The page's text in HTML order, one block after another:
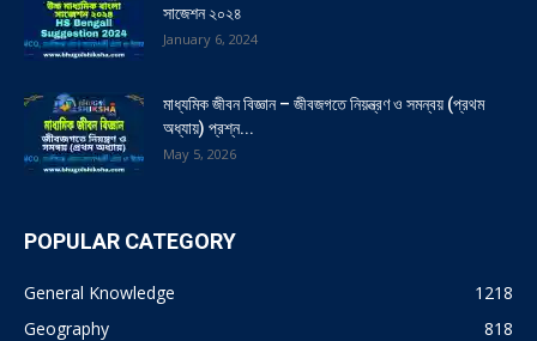
সাজেশন ২০২৪
January 6, 2024
মাধ্যমিক জীবন বিজ্ঞান – জীবজগতে নিয়ন্ত্রণ ও সমন্বয় (প্রথম
অধ্যায়) প্রশ্ন...
May 5, 2026
POPULAR CATEGORY
General Knowledge
1218
Geography
818